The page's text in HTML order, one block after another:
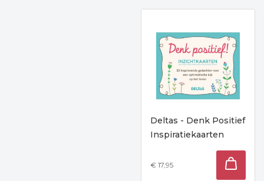
Deltas - Denk Positief
Inspiratiekaarten
€ 17,95